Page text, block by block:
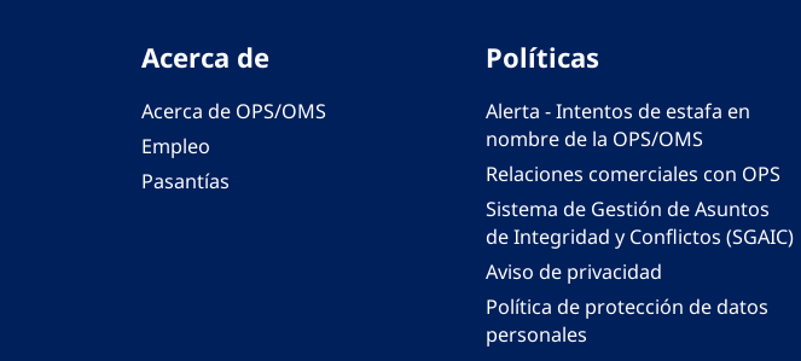
Acerca de
Acerca de OPS/OMS
Empleo
Pasantías
Políticas
Alerta - Intentos de estafa en
nombre de la OPS/OMS
Relaciones comerciales con OPS
Sistema de Gestión de Asuntos
de Integridad y Conflictos (SGAIC)
Aviso de privacidad
Política de protección de datos
personales